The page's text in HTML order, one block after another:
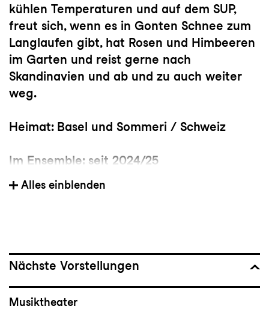
kühlen Temperaturen und auf dem SUP,
freut sich, wenn es in Gonten Schnee zum
Langlaufen gibt, hat Rosen und Himbeeren
im Garten und reist gerne nach
Skandinavien und ab und zu auch weiter
weg.
Heimat: Basel und Sommeri / Schweiz
Im Ensemble: seit 2024/25
Wichtige Stationen
Dramaturgie-Assistenz), Schweizer Pavillon
musikalische Betriebsleiterin),
Alles einblenden
Nächste Vorstellungen
Musiktheater